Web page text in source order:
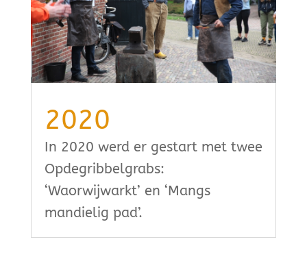
2020
In 2020 werd er gestart met twee
Opdegribbelgrabs:
‘Waorwijwarkt’ en ‘Mangs
mandielig pad’.